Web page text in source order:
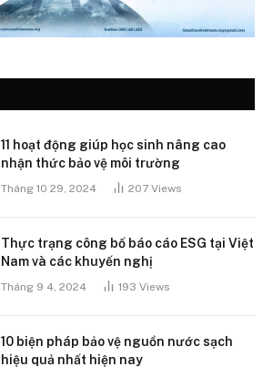
11 hoạt động giúp học sinh nâng cao
nhận thức bảo vệ môi trường
Tháng 10 29, 2024 207 Views
Thực trạng công bố báo cáo ESG tại Việt
Nam và các khuyến nghị
Tháng 9 4, 2024 193 Views
10 biện pháp bảo vệ nguồn nước sạch
hiệu quả nhất hiện nay